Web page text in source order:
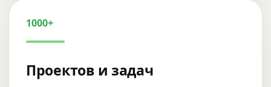
1000+
Проектов и задач